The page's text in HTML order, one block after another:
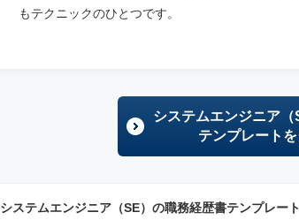
もテクニックのひとつです。
システムエンジニア
テンプレート
システムエンジニア（SE）の職務経歴書テンプレート